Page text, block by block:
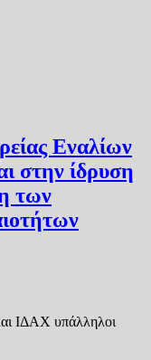
Εναλίων
στην ίδρυση
των
ΙΔΑΧ υπάλληλοι